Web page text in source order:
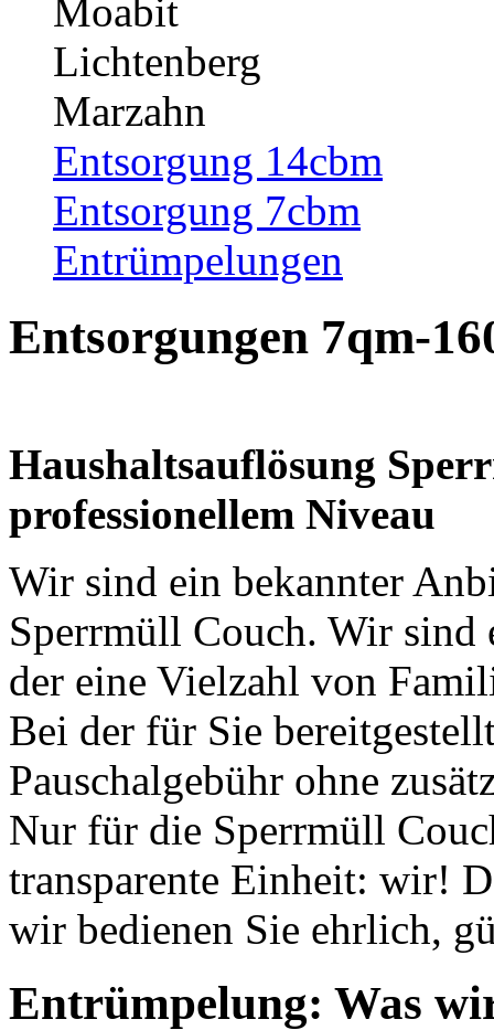
Moabit
Lichtenberg
Marzahn
Entsorgung 14cbm
Entsorgung 7cbm
Entrümpelungen
Entsorgungen 7qm-
Haushaltsauflösung
professionellem Niveau
Wir sind ein bekannter
Sperrmüll Couch. Wir
der eine Vielzahl von
Bei der für Sie
Pauschalgebühr ohne
Nur für die Sperrmüll
transparente Einheit: wir!
wir bedienen Sie ehrlich,
Entrümpelung: Was